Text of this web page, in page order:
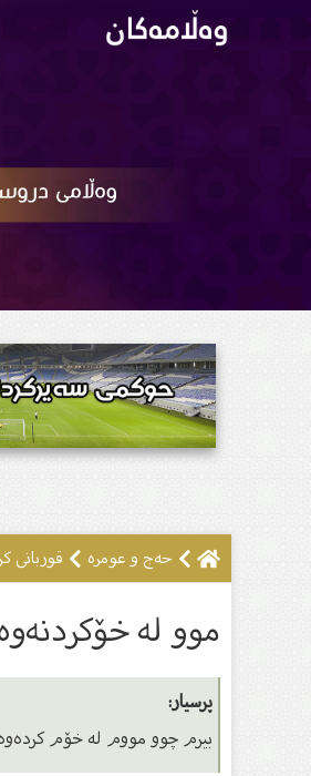
حەج و عومرە قوربانى
موو لە
پرسیار:
بیرم چوو مووم لە خۆم کردەوە